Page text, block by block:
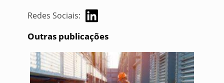
Redes Sociais:
Outras publicações